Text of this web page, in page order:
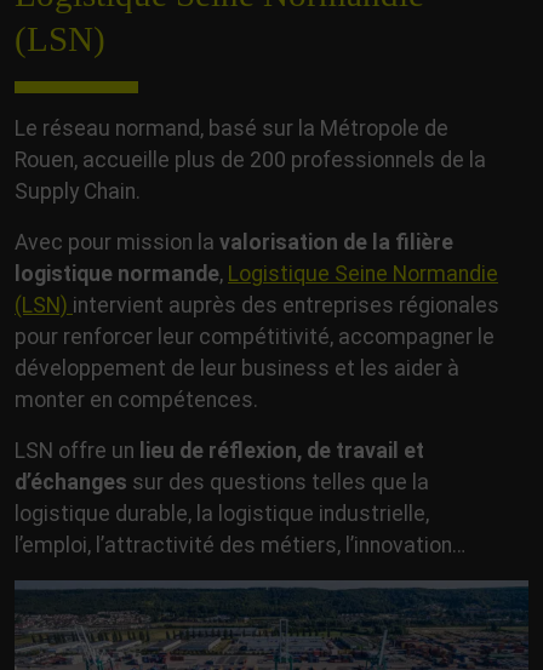
(LSN)
Le réseau normand, basé sur la Métropole de
Rouen, accueille plus de 200 professionnels de la
Supply Chain.
Avec pour mission la valorisation de la filière
logistique normande, Logistique Seine Normandie
(LSN) intervient auprès des entreprises régionales
pour renforcer leur compétitivité, accompagner le
développement de leur business et les aider à
monter en compétences.
LSN offre un lieu de réflexion, de travail et
d’échanges sur des questions telles que la
logistique durable, la logistique industrielle,
l’emploi, l’attractivité des métiers, l’innovation…